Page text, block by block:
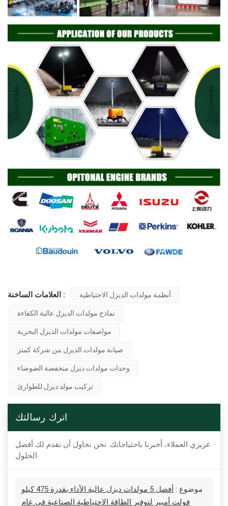
العلامات الساخنة : أنظمة مولدات الديزل الاحتياطية
نماذج مولدات الديزل عالية الكفاءة
مواصفات مولدات الديزل البحرية
صيانة مولدات الديزل من شركة كمنز
وحدات مولدات ديزل منخفضة الضوضاء
تركيب مولد ديزل للطوارئ
اترك رسالتك
عزيزي العملاء، أخبرنا باحتياجاتك. نحن نحاول أن نقدم لك أفضل
موضوع :
أفضل 5 مولدات ديزل عالية الأداء بقدرة 475 كيلو
فولت أمبير لتوفير الطاقة الاحتياطية الصناعية في عام